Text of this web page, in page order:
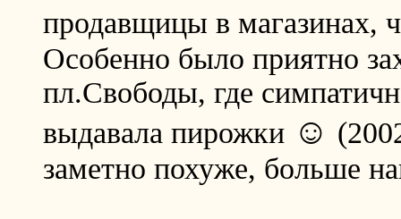
продавщицы в магазинах,
Особенно было приятно
пл.Свободы, где
выдавала пирожки ☺
заметно похуже, больше